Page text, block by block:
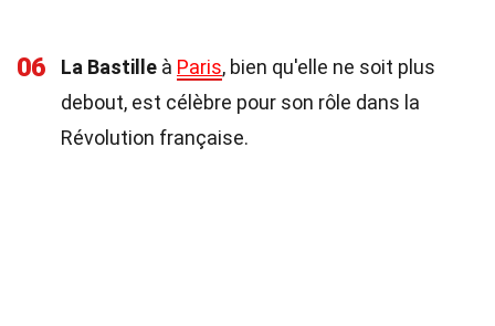
06 La Bastille à Paris, bien qu'elle ne soit plus
debout, est célèbre pour son rôle dans la
Révolution française.